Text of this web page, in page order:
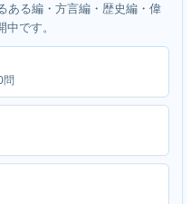
ある編・方言編・歴史編・偉
です。
問